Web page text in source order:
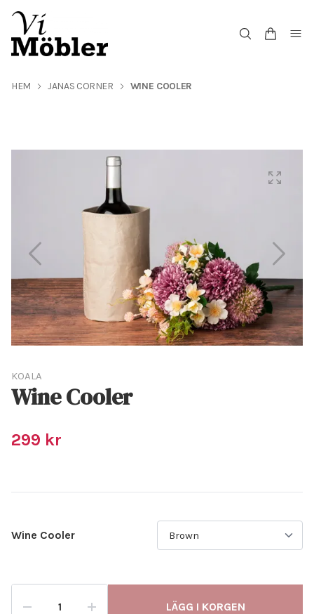
HEM JANAS CORNER WINE COOLER
KOALA
Wine Cooler
299 kr
Wine Cooler
LÄGG I KORGEN